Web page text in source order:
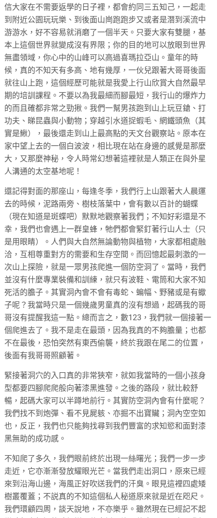
信大家在不需要返學的日子裡，都會約同三五知己，一起走
到附近公園玩玩樂、 到後面山崗跑跑步又或者是潛到溪流中
游游水，好不容易就消磨了一個半天。只要大家有雙腿，基
本上這個世界就變成沒有界限；你的目的地可以放眼到世界
無盡領域，你心中的山峰可以高過喜瑪拉亞山。童年的時
候， 真的不知天有多高、地有幾厚，一伙兒跟著大哥哥後面
就往山上跑，這個經歷可能就是我愛上行山欣賞大自然最早
期的培訓課程。 不要以為我最細而腳最短，我行山的爆炸力
的而且確都非常之勁揪。我們一幫男孩跑到山上玩豆鎗、打
功夫、睇昆蟲與小動物； 穿越引水道捉蝦毛、網鐵頭魚（其
實是鰍）， 最後還走到山上最高點的天文台觀察站。 原本在
家中望上去的一個白波波，相比現在站在身邊的感覺是那麼
大，又那麼神秘， 令人時常幻想著這裡就是人類正在與外星
人溝通的太空基地呢！
還記得對面的那座山，每逢冬季，我們行上山跟著大人晨運
去的時候，泥路兩旁、樹枝落葉中，會有數以百計的蝴蝶
（現在知道是斑蝶吧）默默地觀察著我們； 不知好彩還是不
幸，我們也會遇上一群皇蜂，牠們都會緊釘著行山人士（只
是用眼睛）。 人們與大自然無論動物與植物，大家都相處融
洽， 互相尊重對方的需要和生存空間。而回憶起最刺激的一
次山上探險，就是一眾男孩爬進一個防空洞了。 當時，我們
並沒有什麼專業裝備和訓練，就只有波鞋、 電筒和大家不知
死活的膽子。其實洞內會不會有毒蛇、蝙幅、 野豬或是有蠍
子呢？我當時只是一個幾歲男童真的沒有想過，起碼我的哥
哥沒有提醒我這一點。總而言之，數123，我們就一個接著一
個爬進去了。我不是走在最頭， 因為我真的不夠膽量；也都
不在最後，恐怕突然有東西偷襲，終於我跟在尾二的位置，
後面有我哥哥照顧著。
緊接著洞穴的入口真的非常狹窄，就如我當時的一個小孩身
型都要四腳爬爬般向著漆黑進發。 之後的路段，就比較舒
暢，起碼大家可以半蹲地前行。其實防空洞內會有什麼呢？
我們找不到炮彈、看不見屍䠹、 亦掘不出寶贜；洞內空空如
也，反正，我們也只能夠找尋到我們豐富的求知慾和面對漆
黑無助的成功感。
不知爬了多久，我們眼前終於出現一絲曙光；我們一步一步
走近， 它亦漸漸發放耀眼光芒。當我們走出洞口，原來已經
來到沿海山邊， 海風正好吹送我們的汗臭。眼見這裡四處矮
樹叢覆蓋； 不説真的不知這個私人秘道原來就是近在咫尺。
我們環顧四周，談天說地，不亦樂乎。 雖然現在已經記不起